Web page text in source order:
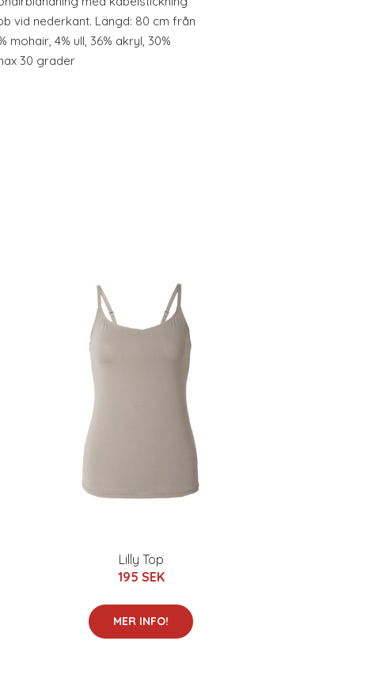
vid nederkant. Längd: 80 cm från
mohair, 4% ull, 36% akryl, 30%
30 grader
Lilly Top
195 SEK
MER INFO!